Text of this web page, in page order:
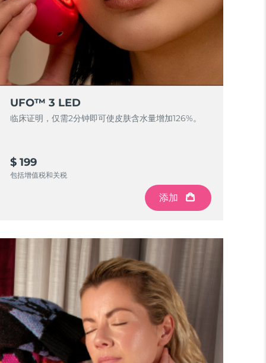
UFO™ 3 LED
临床证明，仅需2分钟即可使皮肤含水量增加126%。
$ 199
包括增值税和关税
添加